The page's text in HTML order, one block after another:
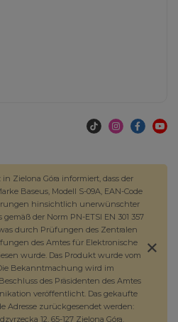
in Zielona Góra informiert, dass der
Baseus, Modell S-09A, EAN-Code
hinsichtlich unerwünschter
der Norm PN-ETSI EN 301 357
was durch Prüfungen des Zentralen
des Amtes für Elektronische
wurde. Das Produkt wurde vom
Bekanntmachung wird im
des Präsidenten des Amtes
veröffentlicht. Das gekaufte
Adresse zurückgesendet werden:
12, 65-127 Zielona Góra.